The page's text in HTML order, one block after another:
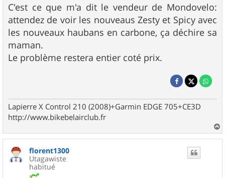
s
s
a
g
e
C'est ce que m'a dit le vendeur de Mondovelo:
attendez de voir les nouveaus Zesty et Spicy avec
les nouveaux haubans en carbone, ça déchire sa
maman.
Le problème restera entier coté prix.
Lapierre X Control 210 (2008)+Garmin EDGE 705+CE3D
http://www.bikebelairclub.fr
a
u
florent1300
Utagawiste
habitué